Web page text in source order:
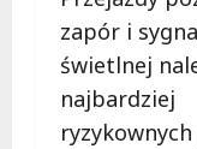
zapór i
świetlnej
najbardziej